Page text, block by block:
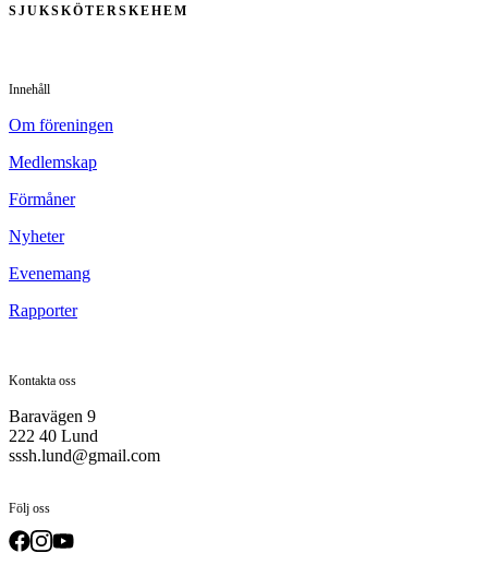
SJUKSKÖTERSKEHEM
Innehåll
Om föreningen
Medlemskap
Förmåner
Nyheter
Evenemang
Rapporter
Kontakta oss
Baravägen 9
222 40 Lund
sssh.lund@gmail.com
Följ oss